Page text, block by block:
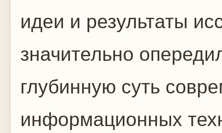
идеи и результаты
значительно
глубинную суть
информационных